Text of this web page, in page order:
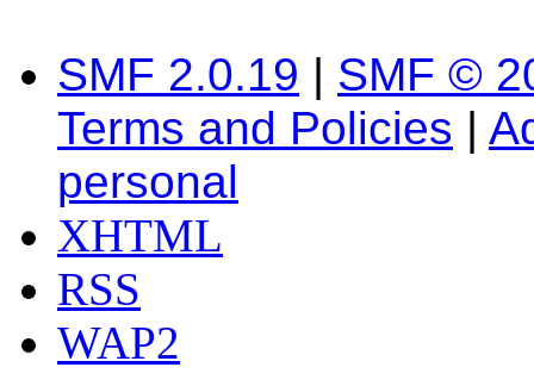
SMF 2.0.19 | SMF ©
Terms and Policies |
personal
XHTML
RSS
WAP2